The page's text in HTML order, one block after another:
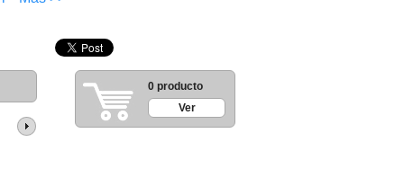
0 producto
Ver